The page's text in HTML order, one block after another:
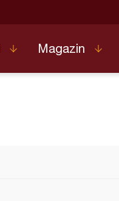
Magazin